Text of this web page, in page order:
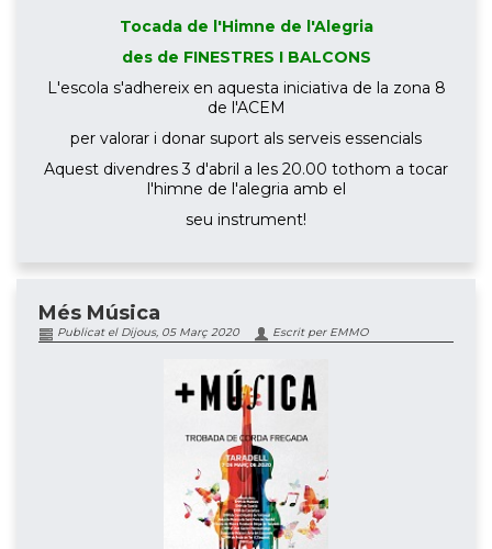
Tocada de l'Himne de l'Alegria
des de FINESTRES I BALCONS
L'escola s'adhereix en aquesta iniciativa de la zona 8
de l'ACEM
per valorar i donar suport als serveis essencials
Aquest divendres 3 d'abril a les 20.00 tothom a tocar
l'himne de l'alegria amb el
seu instrument!
Més Música
Publicat el Dijous, 05 Març 2020 Escrit per EMMO